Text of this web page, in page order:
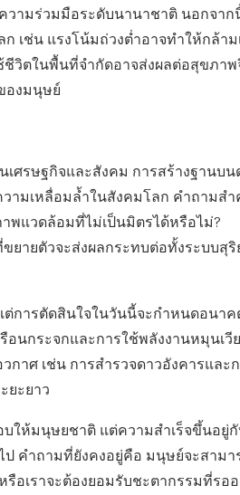
วามร่วมมือระดับนานาชาติ นอกจาก
เช่น แรงโน้มถ่วงต่ำอาจทำให้กล้าม
ชีวิตในพื้นที่จำกัดอาจส่งผลต่อสุขภา
องมนุษย์
เศรษฐกิจและสังคม การสร้างฐานบน
วามเหลื่อมล้ำในสังคมโลก คำถามส
พแวดล้อมที่ไม่เป็นมิตรได้หรือไม่?
ยายตัวจะส่งผลกระทบต่อทั้งระบบสุริ
ต่การตัดสินใจในวันนี้จะกำหนดอนา
นกระจกและการใช้พลังงานหมุนเวี
าศ เช่น การสำรวจดาวอังคารและ
ยะยาว
ให้มนุษยชาติ แต่ความสำเร็จขึ้นอยู่
คำถามที่ยังคงอยู่คือ มนุษย์จะสามา
อเราจะต้องยอมรับชะตากรรมที่รอ